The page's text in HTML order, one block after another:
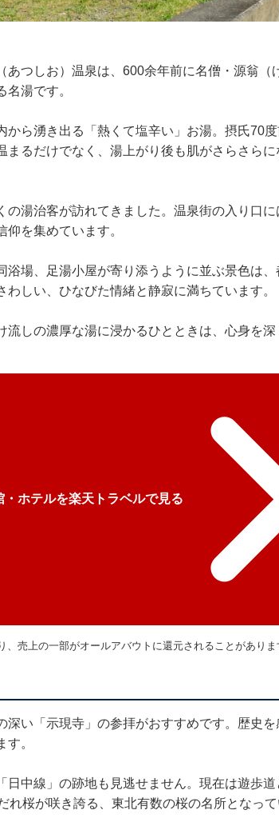
つしお）温泉は、600余年前に名僧・源翁（
湯です。
ら湧き出る「熱くて塩辛い」お湯。摂氏70
るだけでなく、湯上がり後も肌がさらさらに
湯治客が訪れてきました。温泉街の入り口に
を集めています。
場、足湯小屋が寄り添うように並ぶ景色は、
しい、ひなびた情緒と静寂に満ちています。
しの濃厚な湯に浸かるひとときは、心身を深
ホテルを楽天トラベルで見る
売上の一部がオールアバウトに還元されることがありま
い「示現寺」の参拝がおすすめです。歴史を
。
中線」の跡地も見逃せません。現在は遊歩道
桜が咲き誇る、東北有数の桜の名所となって